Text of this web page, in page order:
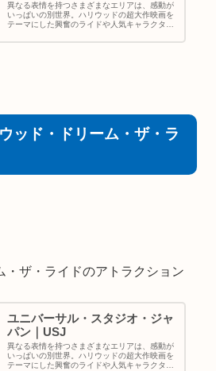
異なる表情を持つさまざまなエリアは、感動が
いっぱいの別世界。ハリウッドの超大作映画を
テーマにした興奮のライドや人気キャラクター
る、ワールドクラスのエンターテイメントを集
ッド・ドリーム・ザ・ラ
・ザ・ライドのアトラクション
ユニバーサル・スタジオ・ジャ
パン｜USJ
異なる表情を持つさまざまなエリアは、感動が
いっぱいの別世界。ハリウッドの超大作映画を
テーマにした興奮のライドや人気キャラクター